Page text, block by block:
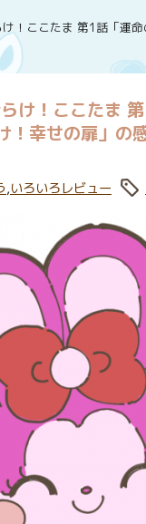
！ここたま 第1話「運
け！ここたま
！幸せの扉」の
,いろいろレビュー